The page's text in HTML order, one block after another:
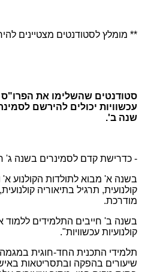
** מומלץ לסטודנטים מצטיינים
סטודנטים שהשלימו את הפרו"ס
עכשוויות יכולים להירשם
שנה ב'.
- כדרישת קדם לסמינרים בשנה ג'
בשנה א' מבוא לתולדות הקולנוע א'
קולנועית, תרגיל בתיאוריה
מודרכת.
בשנה ב' חייבים התלמידים ללמוד
קולנועיות עכשוויות".
תלמידי התכנית החד-חוגית
שיעורים בהפקה ובתסריטאות